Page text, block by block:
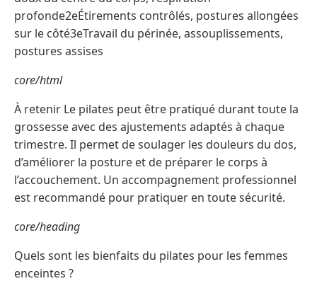
profonde2eÉtirements contrôlés, postures allongées
sur le côté3eTravail du périnée, assouplissements,
postures assises
core/html
À retenir Le pilates peut être pratiqué durant toute la
grossesse avec des ajustements adaptés à chaque
trimestre. Il permet de soulager les douleurs du dos,
d’améliorer la posture et de préparer le corps à
l’accouchement. Un accompagnement professionnel
est recommandé pour pratiquer en toute sécurité.
core/heading
Quels sont les bienfaits du pilates pour les femmes
enceintes ?